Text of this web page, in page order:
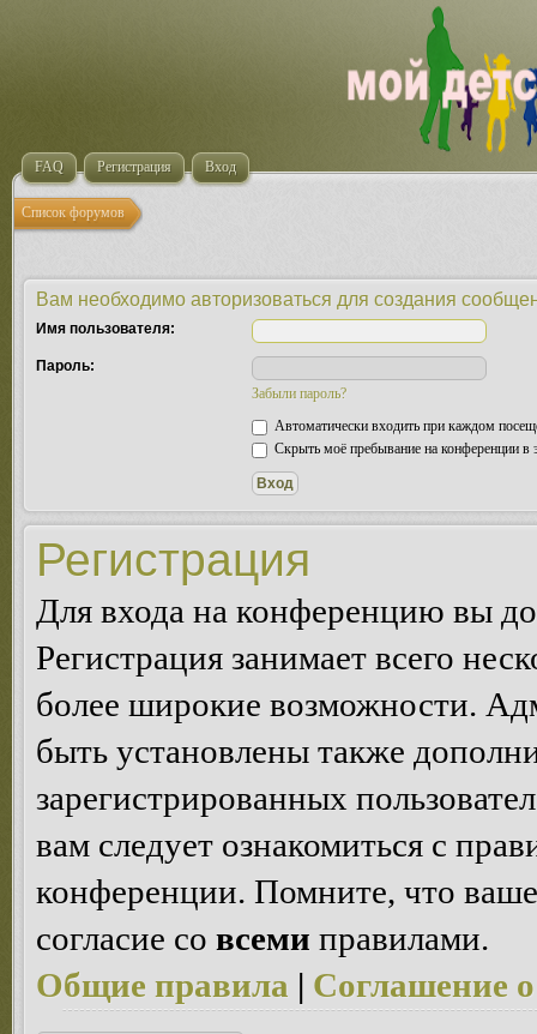
FAQ Регистрация Вход
Список форумов
Вам необходимо авторизоваться для создания
Имя пользователя:
Пароль:
Забыли пароль?
Автоматически входить при каждом
Скрыть моё пребывание на конференции в
Регистрация
Для входа на конференцию вы
Регистрация занимает всего
более широкие возможности.
быть установлены также
зарегистрированных
вам следует ознакомиться с
конференции. Помните, что
согласие со всеми правилами.
Общие правила | Соглашение